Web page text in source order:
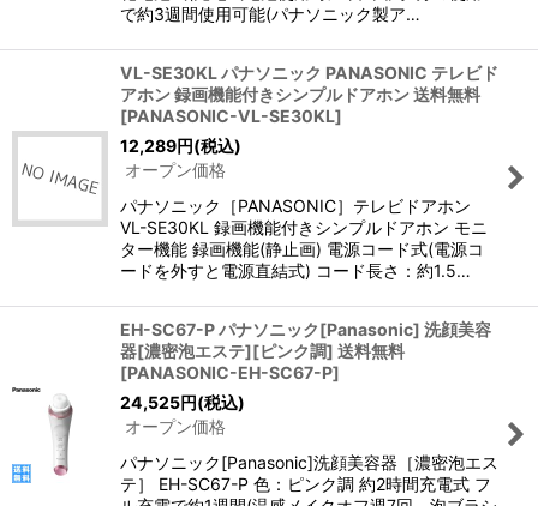
で約3週間使用可能(パナソニック製ア…
VL-SE30KL パナソニック PANASONIC テレビド
アホン 録画機能付きシンプルドアホン 送料無料
[PANASONIC-VL-SE30KL]
12,289円(税込)
オープン価格
パナソニック［PANASONIC］テレビドアホン
VL-SE30KL 録画機能付きシンプルドアホン モニ
ター機能 録画機能(静止画) 電源コード式(電源コ
ードを外すと電源直結式) コード長さ：約1.5…
EH-SC67-P パナソニック[Panasonic] 洗顔美容
器[濃密泡エステ][ピンク調] 送料無料
[PANASONIC-EH-SC67-P]
24,525円(税込)
オープン価格
パナソニック[Panasonic]洗顔美容器［濃密泡エス
テ］ EH-SC67-P 色：ピンク調 約2時間充電式 フ